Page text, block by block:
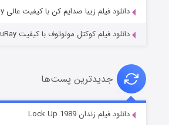
شوهر
دانلود فیلم زیبا صدایم کن با کیفیت عالی BluRay
دانلود فیلم کوکتل مولوتوف با کیفیت BluRay
جدیدترین پست‌ها
دانلود فیلم زندان Lock Up 1989